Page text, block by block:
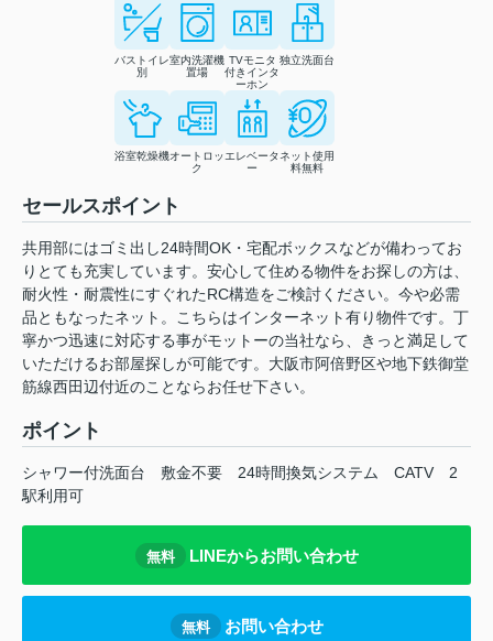
バストイレ
別
室内洗濯機
置場
TVモニタ
付きインタ
ーホン
独立洗面台
浴室乾燥機オートロッ
ク
エレベータ
ー
ネット使用
料無料
セールスポイント
共用部にはゴミ出し24時間OK・宅配ボックスなどが備わってお
りとても充実しています。安心して住める物件をお探しの方は、
耐火性・耐震性にすぐれたRC構造をご検討ください。今や必需
品ともなったネット。こちらはインターネット有り物件です。丁
寧かつ迅速に対応する事がモットーの当社なら、きっと満足して
いただけるお部屋探しが可能です。大阪市阿倍野区や地下鉄御堂
筋線西田辺付近のことならお任せ下さい。
ポイント
シャワー付洗面台 敷金不要 24時間換気システム CATV
2
駅利用可
無料 LINEからお問い合わせ
無料 お問い合わせ